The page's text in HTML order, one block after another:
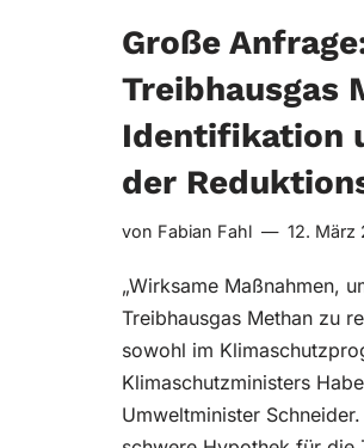
Große
Treibhausgas
Identifikation
der
von Fabian Fahl 12. März
„Wirksame Maßnahmen,
Treibhausgas Methan zu
sowohl im
Klimaschutzministers
Umweltminister